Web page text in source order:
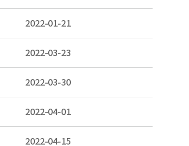
2022-01-21
2022-03-23
2022-03-30
2022-04-01
2022-04-15